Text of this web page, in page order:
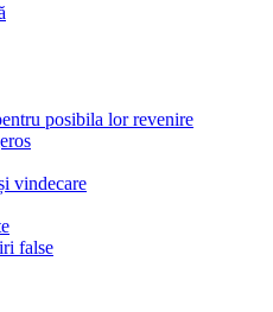
posibila lor revenire
vindecare
false